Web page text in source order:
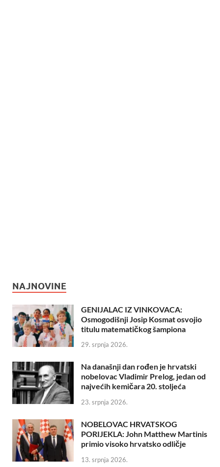
NAJNOVINE
GENIJALAC IZ VINKOVACA:
Osmogodišnji Josip Kosmat osvojio
titulu matematičkog šampiona
29. srpnja 2026.
Na današnji dan rođen je hrvatski
nobelovac Vladimir Prelog, jedan od
najvećih kemičara 20. stoljeća
23. srpnja 2026.
NOBELOVAC HRVATSKOG
PORIJEKLA: John Matthew Martinis
primio visoko hrvatsko odličje
13. srpnja 2026.